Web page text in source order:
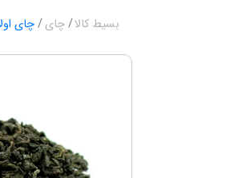
بسیط کالا چای چای